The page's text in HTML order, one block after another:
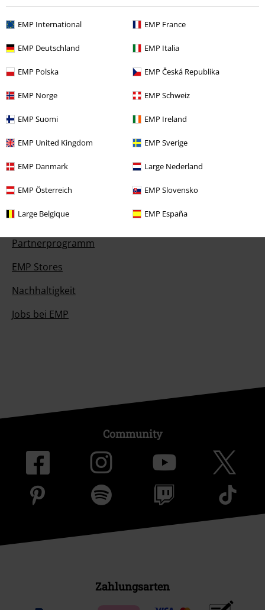
EMP International EMP France
EMP Deutschland EMP Italia
EMP Polska EMP Česká Republika
EMP Norge EMP Schweiz
EMP Suomi EMP Ireland
EMP United Kingdom EMP Sverige
EMP Danmark Large Nederland
EMP Österreich EMP Slovensko
Large Belgique EMP España
Angebote für dich
Magazin
Gewinnspiele
EMP Gutscheine bestellen
EMP Backstage Club
Studentenrabatt
Über EMP
EMP Events
Partnerprogramm
EMP Stores
Nachhaltigkeit
Jobs bei EMP
Community
Zahlungsarten